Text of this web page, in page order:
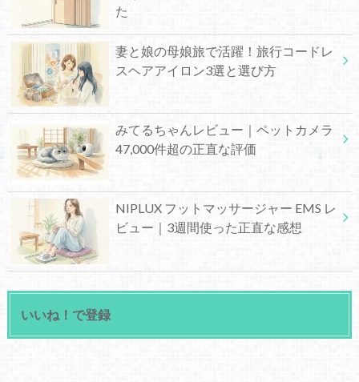
た
妻と娘の母娘旅で活躍！旅行コードレ
スヘアアイロン3選と選び方
みてるちゃんレビュー｜ペットカメラ
47,000件超の正直な評価
NIPLUX フットマッサージャー EMS レ
ビュー｜3週間使った正直な感想
いいね！で登録